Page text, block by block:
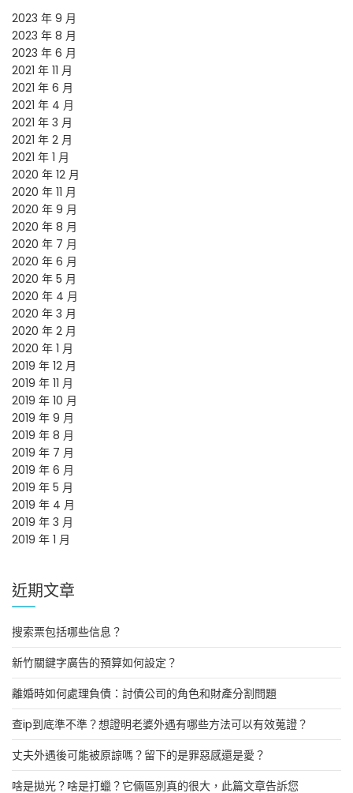
2023 年 9 月
2023 年 8 月
2023 年 6 月
2021 年 11 月
2021 年 6 月
2021 年 4 月
2021 年 3 月
2021 年 2 月
2021 年 1 月
2020 年 12 月
2020 年 11 月
2020 年 9 月
2020 年 8 月
2020 年 7 月
2020 年 6 月
2020 年 5 月
2020 年 4 月
2020 年 3 月
2020 年 2 月
2020 年 1 月
2019 年 12 月
2019 年 11 月
2019 年 10 月
2019 年 9 月
2019 年 8 月
2019 年 7 月
2019 年 6 月
2019 年 5 月
2019 年 4 月
2019 年 3 月
2019 年 1 月
近期文章
搜索票包括哪些信息？
新竹關鍵字廣告的預算如何設定？
離婚時如何處理負債：討債公司的角色和財產分割問題
查ip到底準不準？想證明老婆外遇有哪些方法可以有效蒐證？
丈夫外遇後可能被原諒嗎？留下的是罪惡感還是愛？
啥是拋光？啥是打蠟？它倆區別真的很大，此篇文章告訴您